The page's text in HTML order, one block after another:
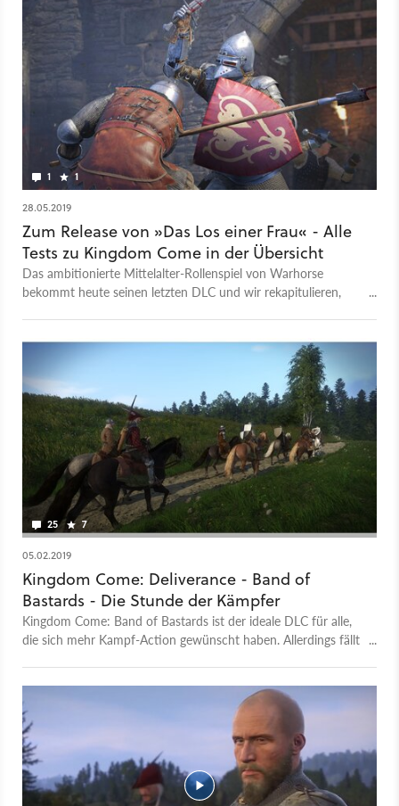
Erweiterungen lohnt und was die Addons eigentlich für das
Hauptspiel liefern. Zudem erklärt uns Stephan, warum Spieler,
die jetzt erst bei Kingdom Come einsteigen durchaus zu
beneiden sind, besondern im Vergleich zu Spielern, die gleich
zum Release im Februar 2018 angefangen hatten. Mehr von
Steinwallen gibt es auf seinem YouTube-Kanal.
1 1
28.05.2019
Zum Release von »Das Los einer Frau« - Alle
Tests zu Kingdom Come in der Übersicht
Das ambitionierte Mittelalter-Rollenspiel von Warhorse
bekommt heute seinen letzten DLC und wir rekapitulieren,
25 7
05.02.2019
Kingdom Come: Deliverance - Band of
Bastards - Die Stunde der Kämpfer
Kingdom Come: Band of Bastards ist der ideale DLC für alle,
die sich mehr Kampf-Action gewünscht haben. Allerdings fällt